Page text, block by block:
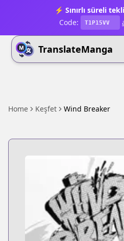
⚡ Sınırlı süreli
Code:
T1P15VV
TranslateManga
Home Keşfet Wind Breaker